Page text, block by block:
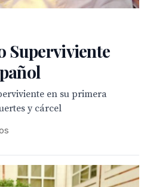
Superviviente
en su primera
y cárcel